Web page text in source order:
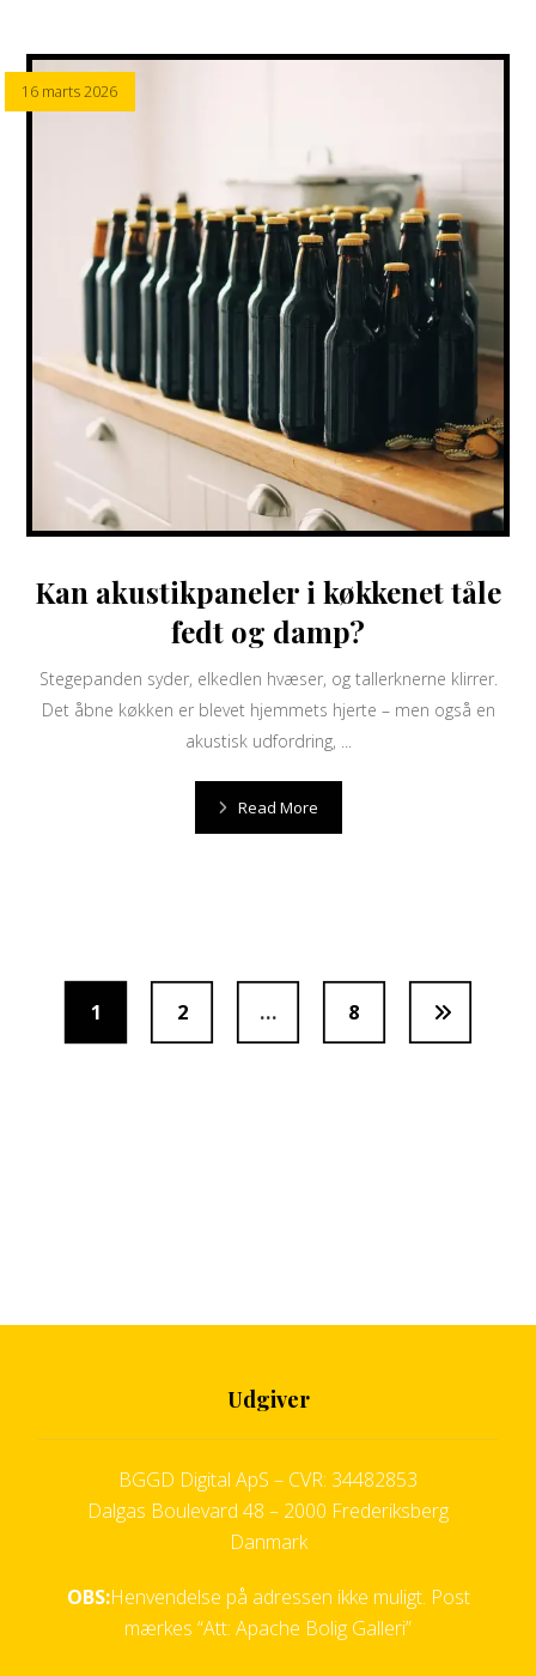
Kan akustikpaneler i køkkenet tåle
fedt og damp?
16 marts 2026
Stegepanden syder, elkedlen hvæser, og tallerknerne klirrer.
Det åbne køkken er blevet hjemmets hjerte – men også en
akustisk udfordring, ...
Read More
1 2 … 8
Udgiver
BGGD Digital ApS – CVR: 34482853
Dalgas Boulevard 48 – 2000 Frederiksberg
Danmark
OBS:Henvendelse på adressen ikke muligt. Post
mærkes “Att: Apache Bolig Galleri”